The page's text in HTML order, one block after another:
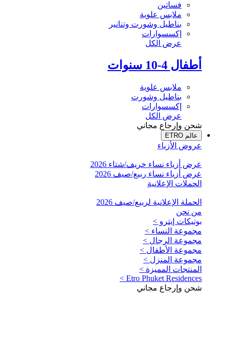
فساتين
ملابس علوية
بناطيل وشورت وتنانير
إكسسوارات
عرض الكل
أطفال 4-10 سنوات
ملابس علوية
بناطيل وشورت
إكسسوارات
عرض الكل
شحن وإرجاع مجاني
عالم ETRO
عروض الأزياء
عرض أزياء نساء خريف/شتاء 2026
عرض أزياء نساء ربيع/صيف 2026
الحملات الإعلانية
الحملة الإعلانية لربيع/صيف 2026
من نحن
بوتيكات إيترو >
مجموعة النساء >
مجموعة الرجال >
مجموعة الأطفال >
مجموعة المنزل >
المنتجات المميزة >
Etro Phuket Residences >
شحن وإرجاع مجاني